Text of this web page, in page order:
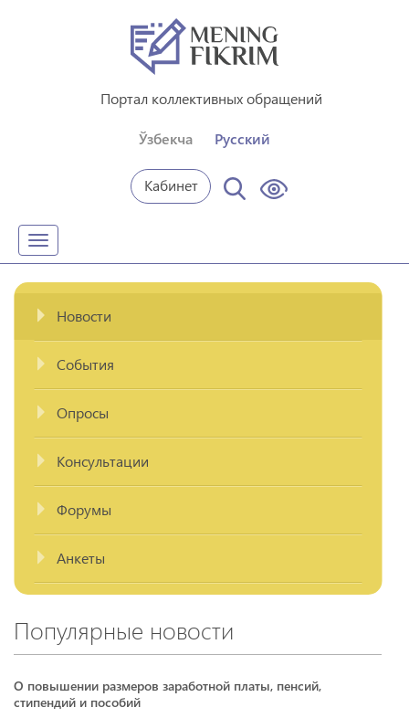
Портал коллективных обращений
Ўзбекча Русский
Кабинет
Toggle
navigation
Новости
События
Опросы
Консультации
Форумы
Анкеты
Популярные новости
О повышении размеров заработной платы, пенсий,
стипендий и пособий